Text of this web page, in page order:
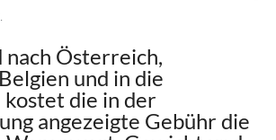
nach Österreich,
und in die
die in der
angezeigte Gebühr die